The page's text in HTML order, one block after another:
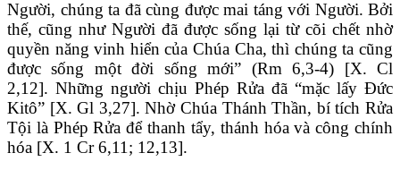
Người, chúng ta đã cùng được mai táng với Người. Bởi
thế, cũng như Người đã được sống lại từ cõi chết nhờ
quyền năng vinh hiển của Chúa Cha, thì chúng ta cũng
được sống một đời sống mới” (Rm 6,3-4) [X. Cl
2,12]. Những người chịu Phép Rửa đã “mặc lấy Đức
Kitô” [X. Gl 3,27]. Nhờ Chúa Thánh Thần, bí tích Rửa
Tội là Phép Rửa để thanh tẩy, thánh hóa và công chính
hóa [X. 1 Cr 6,11; 12,13].